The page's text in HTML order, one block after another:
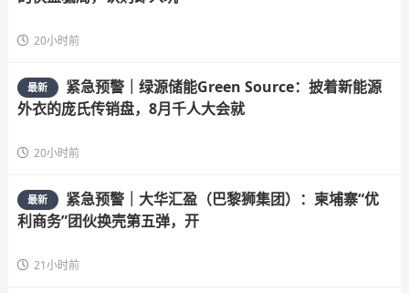
20小时前
最新
紧急预警｜绿源储能Green Source：披着新能源
外衣的庞氏传销盘，8月千人大会就
20小时前
最新
紧急预警｜大华汇盈（巴黎狮集团）：柬埔寨“优
利商务”团伙换壳第五弹，开
21小时前